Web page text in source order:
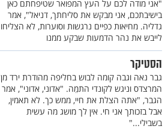
"אני מודה לכם על העץ המפואר שטיפחתם כאן
בישיבתכם, אני מבקש את סליחתך, דניאל", אמר
גדליה. מחיאות כפיים נרגשות וסוערות, לא הצליחו
לייבש את נהר הדמעות שבקע ממנו
הסטיקר
גבר נאה וגבה קומה לבוש בחליפה מהודרת ירד מן
המרצדס וניגש לקונדי התמֵה. "אדוני, אדוני", אמר
הגבר, "אתה הצלת את חיי, ממש כך. לא תאמין,
אבל בזכותך אני חי. אין לך מושג מה עשית
בשבילי..."